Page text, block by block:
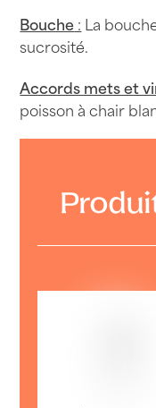
75cl
Bouche: La
sucrosité.
Accords mets et
poisson à chair